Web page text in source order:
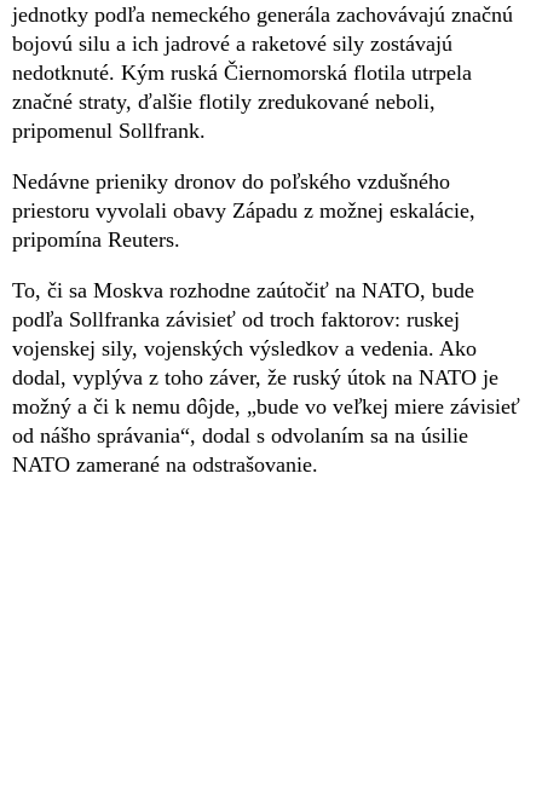
jednotky podľa nemeckého generála zachovávajú značnú
bojovú silu a ich jadrové a raketové sily zostávajú
nedotknuté. Kým ruská Čiernomorská flotila utrpela
značné straty, ďalšie flotily zredukované neboli,
pripomenul Sollfrank.
Nedávne prieniky dronov do poľského vzdušného
priestoru vyvolali obavy Západu z možnej eskalácie,
pripomína Reuters.
To, či sa Moskva rozhodne zaútočiť na NATO, bude
podľa Sollfranka závisieť od troch faktorov: ruskej
vojenskej sily, vojenských výsledkov a vedenia. Ako
dodal, vyplýva z toho záver, že ruský útok na NATO je
možný a či k nemu dôjde, „bude vo veľkej miere závisieť
od nášho správania“, dodal s odvolaním sa na úsilie
NATO zamerané na odstrašovanie.